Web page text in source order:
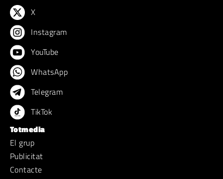
X
Instagram
YouTube
WhatsApp
Telegram
TikTok
Totmedia
El grup
Publicitat
Contacte